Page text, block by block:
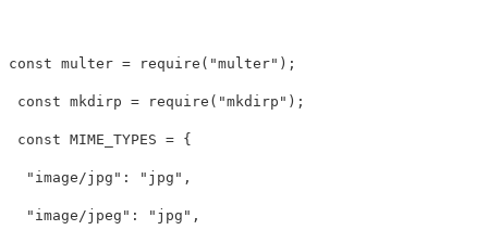
const multer = require ( "multer" );
const mkdirp = require ( "mkdirp " );
const MIME_TYPES = {
" image/jpg " : " jpg " ,
" image/jpeg " : " jpg " ,